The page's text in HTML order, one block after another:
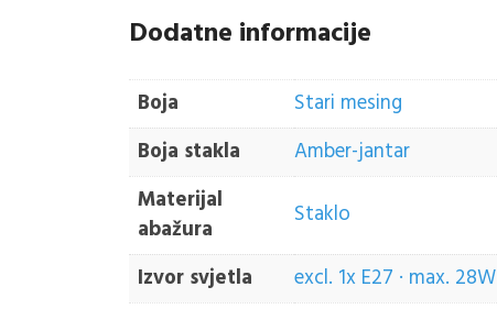
Dodatne informacije
Boja
Stari mesing
Boja stakla
Amber-jantar
Materijal
abažura
Staklo
Izvor svjetla
excl. 1x E27 · max. 28W